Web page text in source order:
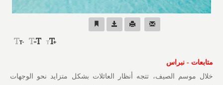
متابعات - نبراس
خلال موسم الصيف، تتجه أنظار العائلات بشكل متزايد نحو الوجهات